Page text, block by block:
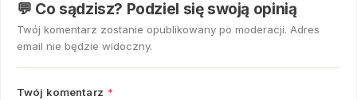
💬 Co sądzisz? Podziel się swoją opinią
Twój komentarz zostanie opublikowany po moderacji. Adres
email nie będzie widoczny.
Twój komentarz *